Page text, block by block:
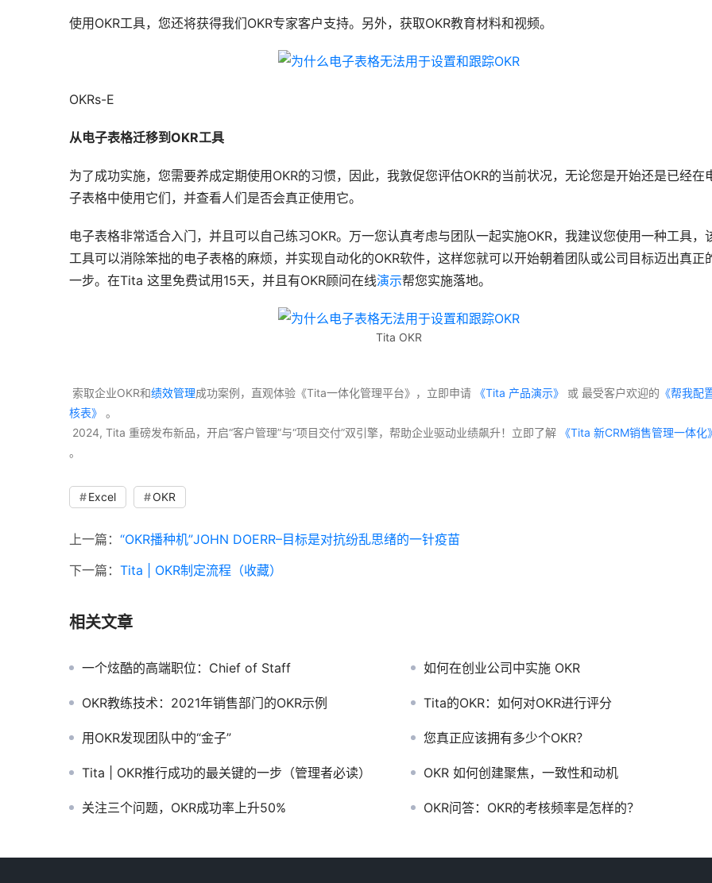
使用OKR工具，您还将获得我们OKR专家客户支持。另外，获取OKR教育材料和视频。
OKRs-E
从电子表格迁移到OKR工具
为了成功实施，您需要养成定期使用OKR的习惯，因此，我敦促您评估OKR的当前状况，无论您是开始还是已经在
子表格中使用它们，并查看人们是否会真正使用它。﻿
电子表格非常适合入门，并且可以自己练习OKR。万一您认真考虑与团队一起实施OKR，我建议您使用一种工具，
工具可以消除笨拙的电子表格的麻烦，并实现自动化的OKR软件，这样您就可以开始朝着团队或公司目标迈出真正
一步。在Tita 这里免费试用15天，并且有OKR顾问在线演示帮您实施落地。
Tita OKR
索取企业OKR和绩效管理成功案例，直观体验《Tita一体化管理平台》，立即申请 《Tita 产品演示》 或 最受客户欢迎的 《帮我配
核表》
。
2024, Tita 重磅发布新品，开启“客户管理”与“项目交付”双引擎，帮助企业驱动业绩飙升！立即了解
。
Excel OKR
上一篇： “OKR播种机”JOHN DOERR–目标是对抗纷乱思绪的一针疫苗
下一篇： Tita | OKR制定流程（收藏）
相关文章
一个炫酷的高端职位：Chief of Staff 如何在创业公司中实施 OKR
OKR教练技术：2021年销售部门的OKR示例 Tita的OKR：如何对OKR进行评分
用OKR发现团队中的“金子” 您真正应该拥有多少个OKR？
Tita | OKR推行成功的最关键的一步（管理者必读） OKR 如何创建聚焦，一致性和动机
关注三个问题，OKR成功率上升50% OKR问答：OKR的考核频率是怎样的？